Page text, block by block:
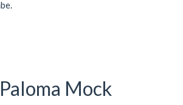
Paloma Mock